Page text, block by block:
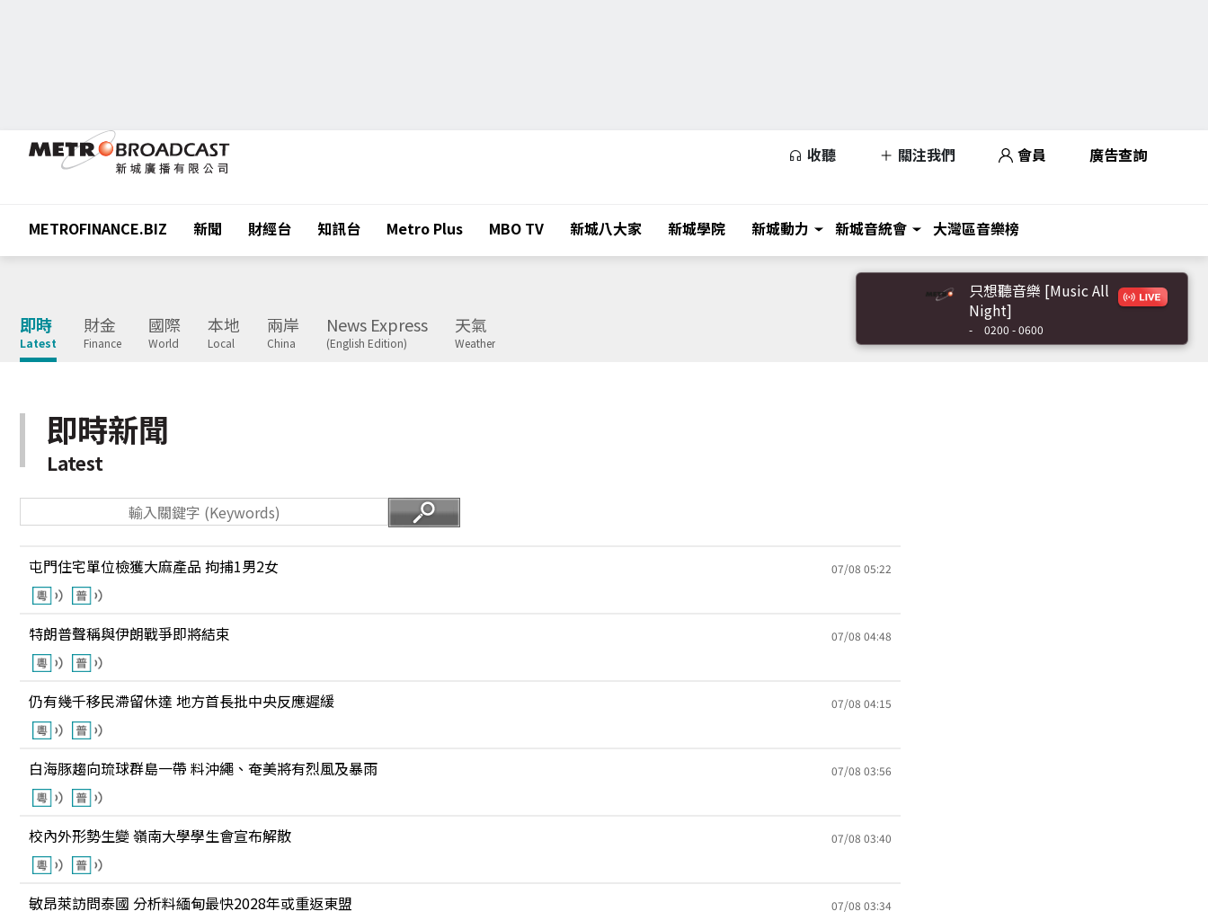
收聽 關注我們 會員 廣告查詢
METROFINANCE.BIZ 新聞 財經台 知訊台 Metro Plus MBO TV 新城八大家 新城學院 新城動力 新城音統會 大灣區音樂榜
即時
Latest
財金
Finance
國際
World
本地
Local
兩岸
China
News Express
(English Edition)
天氣
Weather
只想聽音樂 [Music All
Night]
- 0200 - 0600
即時新聞
Latest
屯門住宅單位檢獲大麻產品 拘捕1男2女 07/08 05:22
特朗普聲稱與伊朗戰爭即將結束 07/08 04:48
仍有幾千移民滯留休達 地方首長批中央反應遲緩 07/08 04:15
白海豚趨向琉球群島一帶 料沖繩、奄美將有烈風及暴雨 07/08 03:56
校內外形勢生變 嶺南大學學生會宣布解散 07/08 03:40
敏昂萊訪問泰國 分析料緬甸最快2028年或重返東盟 07/08 03:34